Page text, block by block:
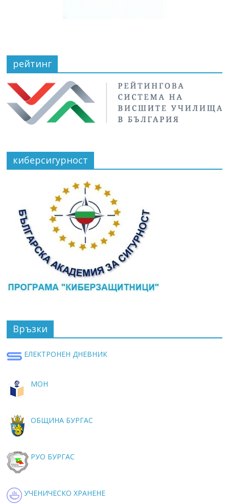
рейтинг
киберсигурност
Връзки
ЕЛЕКТРОНЕН ДНЕВНИК
МОН
ОБЩИНА БУРГАС
РУО БУРГАС
УЧЕНИЧЕСКО ХРАНЕНЕ